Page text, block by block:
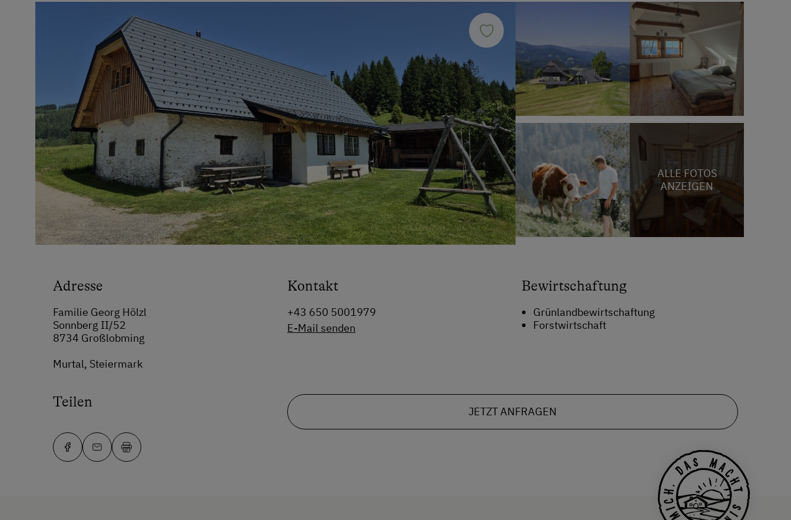
ALLE FOTOS
ANZEIGEN
Adresse
Familie Georg Hölzl
Sonnberg II/52
8734 Großlobming
Murtal, Steiermark
Kontakt
+43 650 5001979
E-Mail senden
Bewirtschaftung
Grünlandbewirtschaftung
Forstwirtschaft
Teilen
JETZT ANFRAGEN